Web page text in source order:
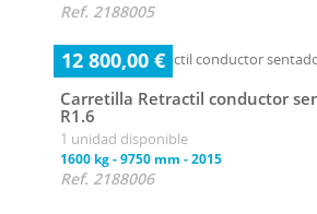
Ref. 2188005
12 800,00 €
Carretilla Retractil conductor
R1.6
1 unidad disponible
1600 kg-9750 mm -2015
Ref. 2188006